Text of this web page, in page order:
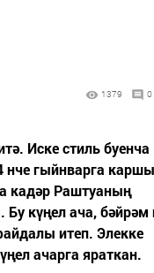
1379 0
Иске стиль буенча
нче гыйнварга каршы
кадәр Раштуаның
Бу күңел ача, бәйрәм
итеп. Элекке
ачарга яраткан.